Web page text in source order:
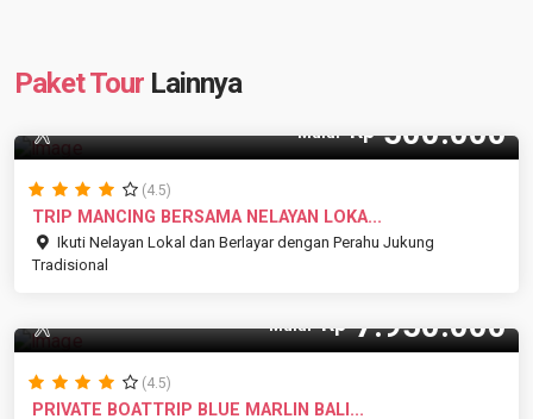
Paket Tour Lainnya
Mulai Rp500.000
(4.5)
TRIP MANCING BERSAMA NELAYAN LOKA...
Ikuti Nelayan Lokal dan Berlayar dengan Perahu Jukung
Tradisional
Mulai Rp7.950.000
(4.5)
PRIVATE BOATTRIP BLUE MARLIN BALI...